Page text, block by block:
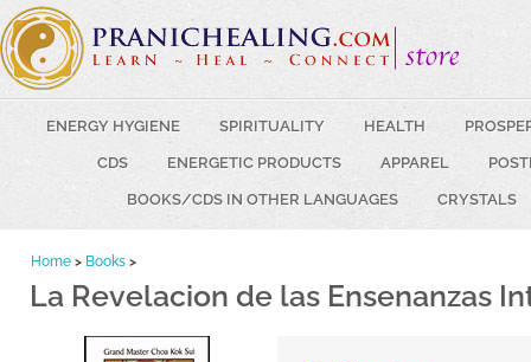
ENERGY HYGIENE SPIRITUALITY HEALTH
CDS ENERGETIC PRODUCTS APPAREL
BOOKS/CDS IN OTHER LANGUAGES CRYSTALS
Home > Books >
La Revelacion de las Ensenanzas